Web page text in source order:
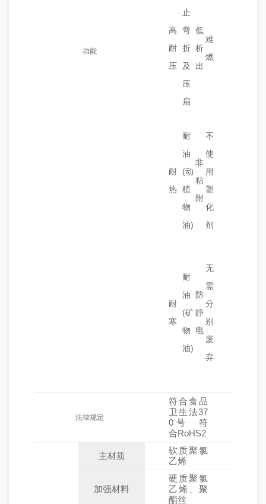
功能
高
耐
压
耐
热
耐
寒
止
弯
折
及
压
扁
耐
油
(动
植
物
油)
耐
油
(矿
物
油)
低
析
出
非
粘
附
防
静
电
难
燃
不
使
用
塑
化
剂
无
需
分
别
废
弃
法律规定
符合食品
卫生法37
0号 符
合RoHS2
主材质
软质聚氯
乙烯
加强材料
硬质聚氯
乙烯、聚
酯丝